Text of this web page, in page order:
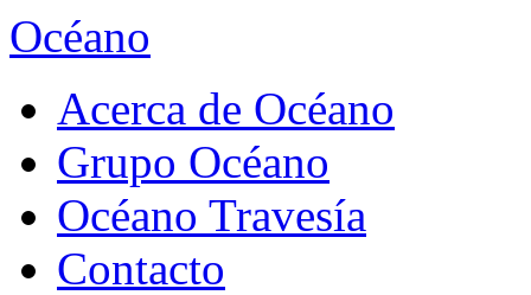
Océano
Acerca de Océano
Grupo Océano
Océano Travesía
Contacto